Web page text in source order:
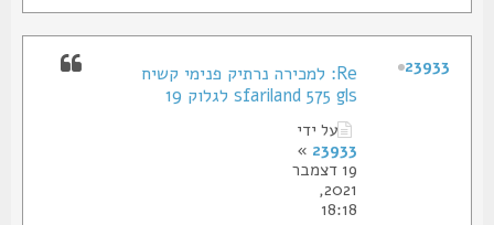
Re: למכירה נרתיק פנימי קשיח
sfariland 575 gls לגלוק 19
על ידי
23933
»
19 דצמבר
2021,
18:18
23933